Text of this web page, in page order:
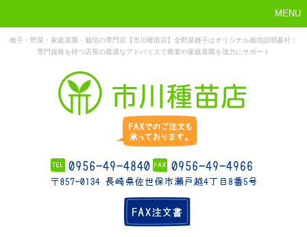
MENU
種子・野菜・家庭菜園・栽培の専門店【市川種苗店】全野菜種子はオリジナル栽培説明書付！
専門資格を持つ店長の最適なアドバイスで農業や家庭菜園を強力にサポート